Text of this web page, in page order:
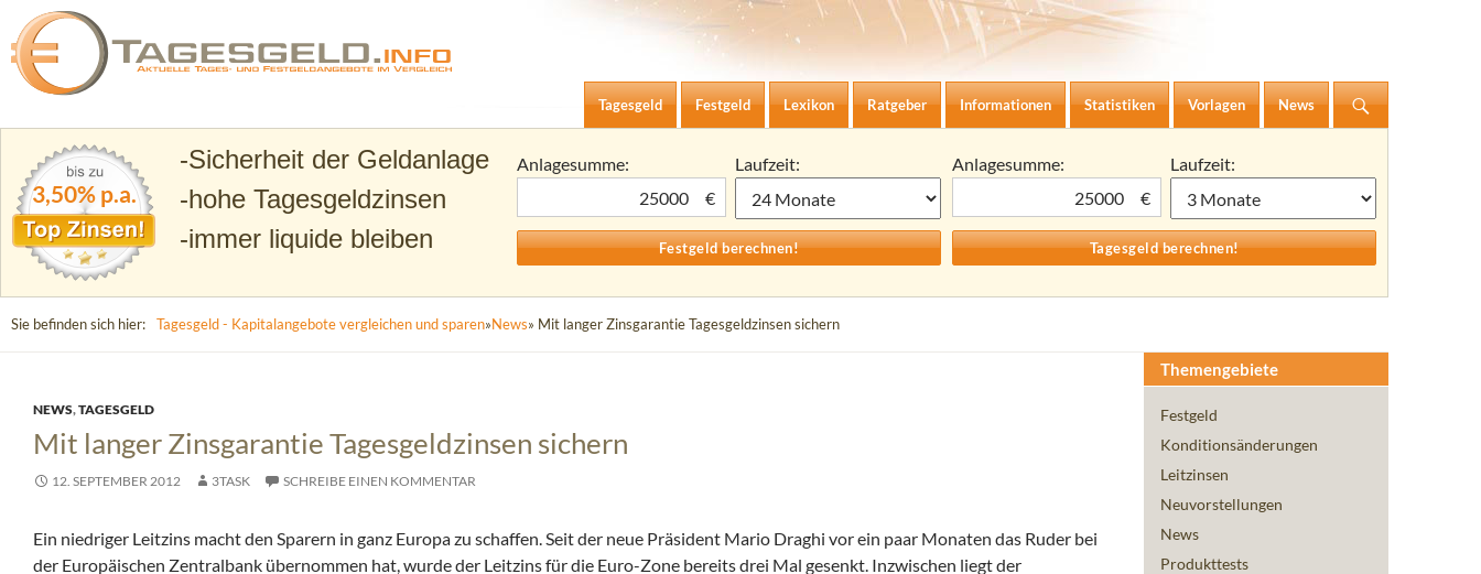
Tagesgeld.info – Tagesgeldkonten vergleichen und Tagesgeld-Zinsen berechnen
Zum Inhalt springen
Tagesgeld
Festgeld Lexikon Ratgeber Informationen Statistiken Vorlagen News
3,50% p.a.
Sicherheit der Geldanlage
hohe Tagesgeldzinsen
immer liquide bleiben
Anlagesumme:
€
Laufzeit:
Anlagesumme:
€
Laufzeit:
Sie befinden sich hier: Tagesgeld - Kapitalangebote vergleichen und sparen»News» Mit langer Zinsgarantie Tagesgeldzinsen sichern
NEWS,TAGESGELD
Mit langer Zinsgarantie Tagesgeldzinsen sichern
12. SEPTEMBER 2012 3TASK SCHREIBE EINEN KOMMENTAR
Ein niedriger Leitzins macht den Sparern in ganz Europa zu schaffen. Seit der neue Präsident Mario Draghi vor ein paar Monaten das Ruder bei
der Europäischen Zentralbank übernommen hat, wurde der Leitzins für die Euro-Zone bereits drei Mal gesenkt. Inzwischen liegt der
Themengebiete
Festgeld
Konditionsänderungen
Leitzinsen
Neuvorstellungen
News
Produkttests